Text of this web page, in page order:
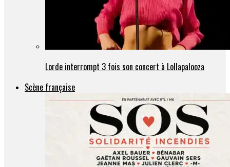
Lorde interrompt 3 fois son concert à Lollapalooza
Scène française